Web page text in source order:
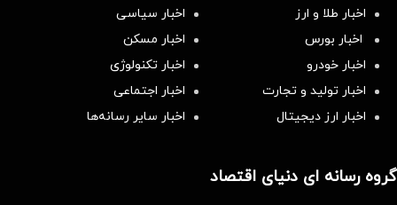
اخبار طلا و ارز
اخبار سیاسی
اخبار بورس
اخبار مسکن
اخبار خودرو
اخبار تکنولوژی
اخبار تولید و تجارت
اخبار اجتماعی
اخبار ارز دیجیتال
اخبار سایر رسانه‌‌ها
گروه رسانه ای دنیای اقتصاد